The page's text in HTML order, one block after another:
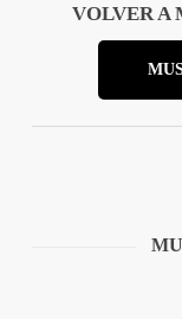
VOLVER A